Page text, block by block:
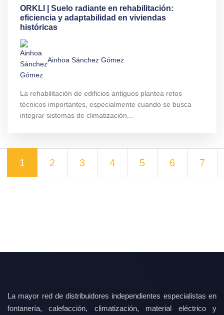
ORKLI | Suelo radiante en rehabilitación:
eficiencia y adaptabilidad en viviendas
históricas
Ainhoa Sánchez Gómez
La rehabilitación de edificios antiguos plantea retos
técnicos importantes, especialmente cuando se busca
integrar sistemas de climatización...
1 2 3 4 5 6 7
La mayor red de distribuidores independientes especialistas en
fontanería, calefacción, climatización, material eléctrico y